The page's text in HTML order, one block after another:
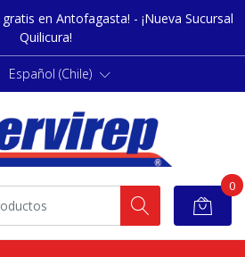
en Antofagasta! - ¡Nueva Sucursal
Quilicura!
Español (Chile)
0